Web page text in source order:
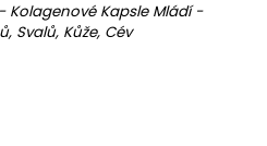
- Kolagenové Kapsle Mládí -
Svalů, Kůže, Cév